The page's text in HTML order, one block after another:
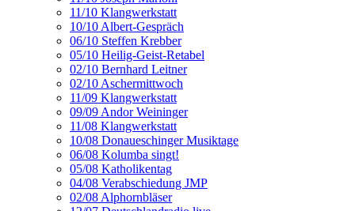
11/10 Klangwerkstatt
10/10 Albert-Gespräch
06/10 Steffen Krebber
05/10 Heilig-Geist-Retabel
02/10 Bernhard Leitner
02/10 Aschermittwoch
11/09 Klangwerkstatt
09/09 Andor Weininger
11/08 Klangwerkstatt
10/08 Donaueschinger Musiktage
06/08 Kolumba singt!
05/08 Katholikentag
04/08 Verabschiedung JMP
02/08 Alphornbläser